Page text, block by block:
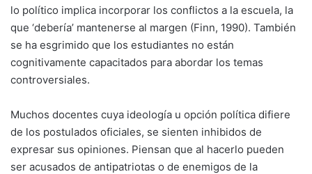
lo político implica incorporar los conflictos a la escuela, la
que ‘debería’ mantenerse al margen (Finn, 1990). También
se ha esgrimido que los estudiantes no están
cognitivamente capacitados para abordar los temas
controversiales.
Muchos docentes cuya ideología u opción política difiere
de los postulados oficiales, se sienten inhibidos de
expresar sus opiniones. Piensan que al hacerlo pueden
ser acusados de antipatriotas o de enemigos de la